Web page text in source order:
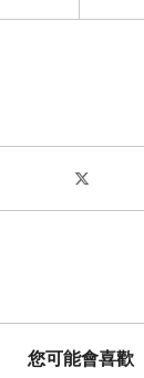
您可能會喜歡